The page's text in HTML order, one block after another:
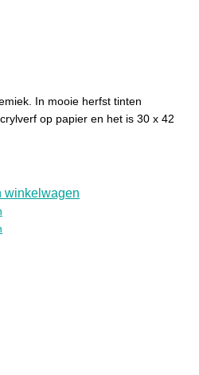
In mooie herfst tinten
op papier en het is 30 x 42
winkelwagen